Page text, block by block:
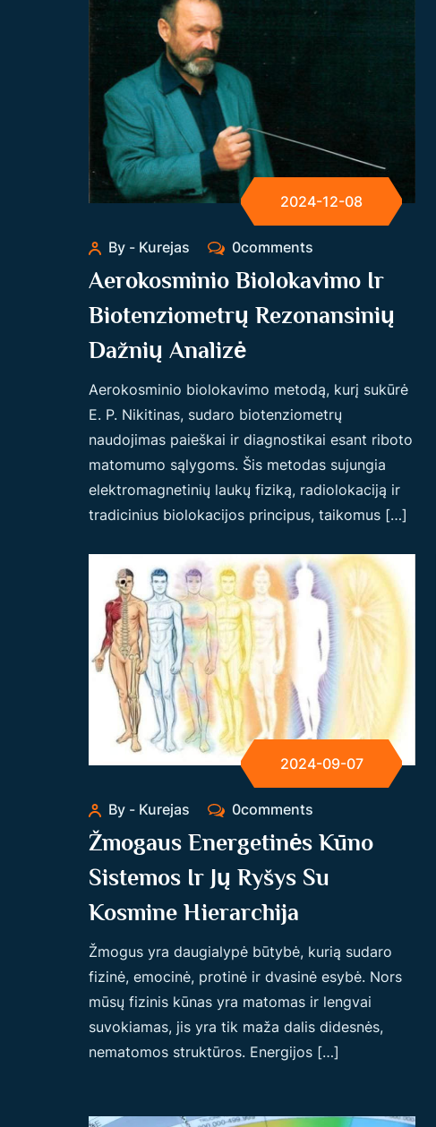
2024-12-08
By - Kurejas 0comments
Aerokosminio Biolokavimo Ir
Biotenziometrų Rezonansinių
Dažnių Analizė
Aerokosminio biolokavimo metodą, kurį sukūrė
E. P. Nikitinas, sudaro biotenziometrų
naudojimas paieškai ir diagnostikai esant riboto
matomumo sąlygoms. Šis metodas sujungia
elektromagnetinių laukų fiziką, radiolokaciją ir
tradicinius biolokacijos principus, taikomus […]
2024-09-07
By - Kurejas 0comments
Žmogaus Energetinės Kūno
Sistemos Ir Jų Ryšys Su
Kosmine Hierarchija
Žmogus yra daugialypė būtybė, kurią sudaro
fizinė, emocinė, protinė ir dvasinė esybė. Nors
mūsų fizinis kūnas yra matomas ir lengvai
suvokiamas, jis yra tik maža dalis didesnės,
nematomos struktūros. Energijos […]